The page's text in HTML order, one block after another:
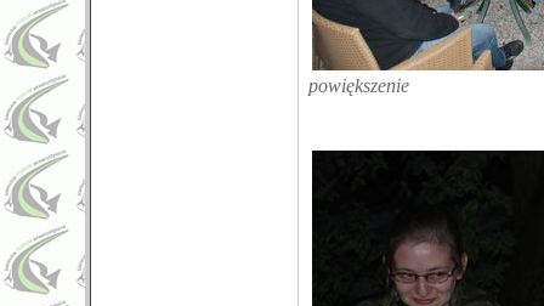
powiększenie